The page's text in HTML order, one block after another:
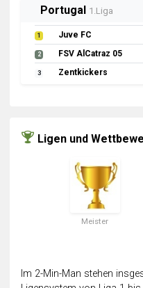
Portugal 1.Liga
1 Juve FC
2 FSV AlCatraz 05
3 Zentkickers
Ligen und
Meister
Im 2-Min-Man stehen